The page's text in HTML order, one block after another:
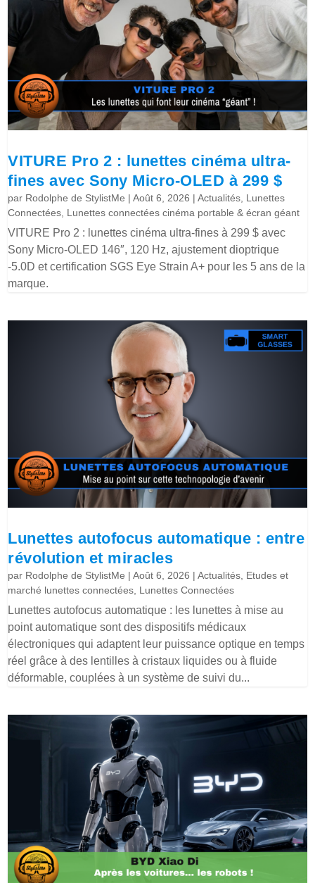
VITURE Pro 2 : lunettes cinéma ultra-
fines avec Sony Micro-OLED à 299 $
par Rodolphe de StylistMe |Août 6, 2026 |Actualités Lunettes
Connectées Lunettes connectées cinéma portable & écran géant
VITURE Pro 2 : lunettes cinéma ultra-fines à 299 $ avec
Sony Micro-OLED 146″, 120 Hz, ajustement dioptrique
-5.0D et certification SGS Eye Strain A+ pour les 5 ans de la
marque.
Lunettes autofocus automatique : entre
révolution et miracles
par Rodolphe de StylistMe |Août 6, 2026 |Actualités Etudes et
marché lunettes connectées Lunettes Connectées
Lunettes autofocus automatique : les lunettes à mise au
point automatique sont des dispositifs médicaux
électroniques qui adaptent leur puissance optique en temps
réel grâce à des lentilles à cristaux liquides ou à fluide
déformable, couplées à un système de suivi du...